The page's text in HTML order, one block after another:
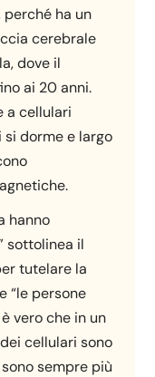
ha un
cerebrale
dove il
ai 20 anni.
a cellulari
si dorme e largo
hanno
sottolinea il
tutelare la
“le persone
vero che in un
cellulari sono
sempre più